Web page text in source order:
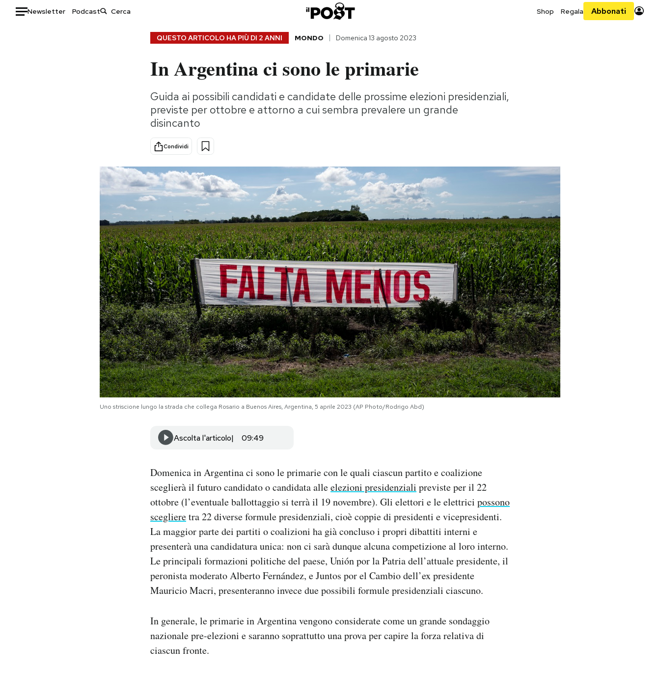
Newsletter Podcast Shop Regala Abbonati
Consumismi
Storie/Idee
Ok Boomer!
Europa
Altrecose
Mondiali calcio 2026
QUESTO ARTICOLO HA PIÙ DI 2 ANNI MONDO Domenica 13 agosto 2023
In Argentina ci sono le primarie
Guida ai possibili candidati e candidate delle prossime elezioni presidenziali,
previste per ottobre e attorno a cui sembra prevalere un grande
disincanto
Condividi
Uno striscione lungo la strada che collega Rosario a Buenos Aires, Argentina, 5 aprile 2023 (AP Photo/Rodrigo Abd)
Ascolta l'articolo 09:49
Domenica in Argentina ci sono le primarie con le quali ciascun partito e coalizione
sceglierà il futuro candidato o candidata alleelezioni presidenziali previste per il 22
ottobre (l’eventuale ballottaggio si terrà il 19 novembre). Gli elettori e le elettrici possono
sceglieretra 22 diverse formule presidenziali, cioè coppie di presidenti e vicepresidenti.
La maggior parte dei partiti o coalizioni ha già concluso i propri dibattiti interni e
presenterà una candidatura unica: non ci sarà dunque alcuna competizione al loro interno.
Le principali formazioni politiche del paese, Unión por la Patria dell’attuale presidente, il
peronista moderato Alberto Fernández, e Juntos por el Cambio dell’ex presidente
Mauricio Macri, presenteranno invece due possibili formule presidenziali ciascuno.
In generale, le primarie in Argentina vengono considerate come un grande sondaggio
nazionale pre-elezioni e saranno soprattutto una prova per capire la forza relativa di
ciascun fronte.